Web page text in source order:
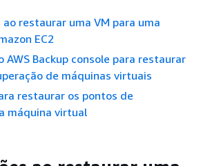
ao restaurar uma VM para uma
EC2
AWS Backup console para restaurar
de máquinas virtuais
restaurar os pontos de
máquina virtual